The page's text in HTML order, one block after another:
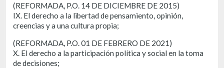
(REFORMADA, P.O. 14 DE DICIEMBRE DE 2015)
IX. El derecho a la libertad de pensamiento, opinión,
creencias y a una cultura propia;
(REFORMADA, P.O. 01 DE FEBRERO DE 2021)
X. El derecho a la participación política y social en la toma
de decisiones;